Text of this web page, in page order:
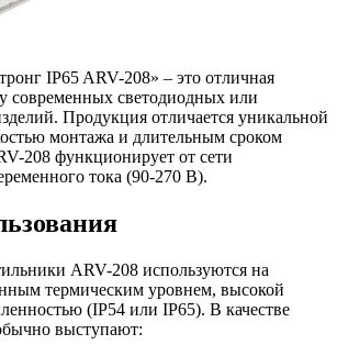
IP65 ARV-208» – это отличная
современных светодиодных или
Продукция отличается уникальной
монтажа и длительным сроком
208 функционирует от сети
тока (90-270 В).
ARV-208 используются на
термическим уровнем, высокой
(IP54 или IP65). В качестве
выступают: